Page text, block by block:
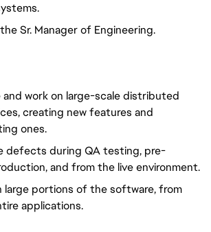
Sr. Manager of Engineering.
and work on large-scale distributed
creating new features and
ones.
defects during QA testing, pre-
and from the live environment.
large portions of the software, from
applications.